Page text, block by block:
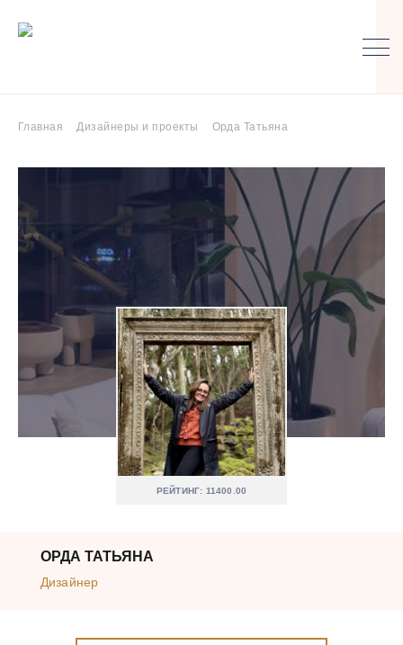
Главная Дизайнеры и проекты Орда Татьяна
РЕЙТИНГ: 11400.00
ОРДА ТАТЬЯНА
Дизайнер